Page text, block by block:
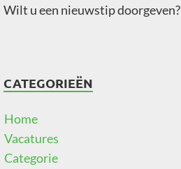
Wilt u een nieuwstip doorgeven?
CATEGORIEËN
Home
Vacatures
Categorie